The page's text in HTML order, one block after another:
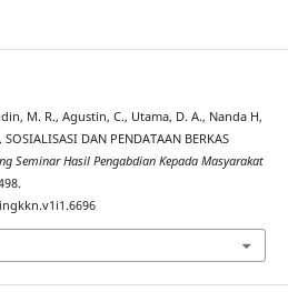
M. R., Agustin, C., Utama, D. A., Nanda H,
DAN PENDATAAN BERKAS
Seminar Hasil Pengabdian Kepada Masyarakat